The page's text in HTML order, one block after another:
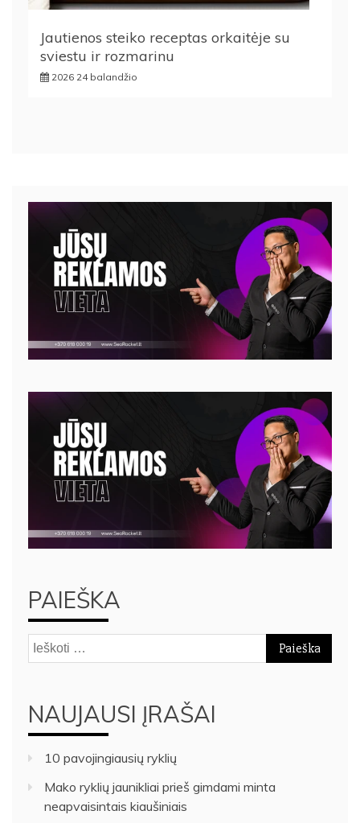
Jautienos steiko receptas orkaitėje su
sviestu ir rozmarinu
2026 24 balandžio
PAIEŠKA
Ieškoti:
NAUJAUSI ĮRAŠAI
10 pavojingiausių ryklių
Mako ryklių jaunikliai prieš gimdami minta
neapvaisintais kiaušiniais